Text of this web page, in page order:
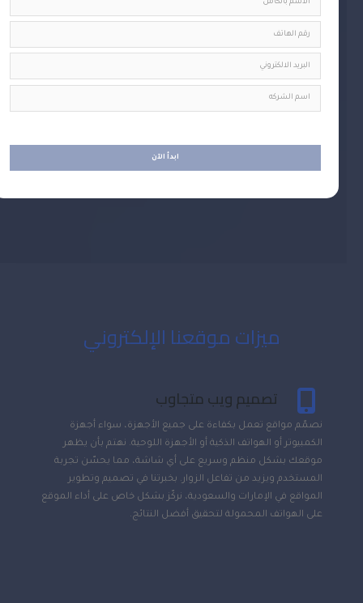
ميزات موقعنا الإلكتروني
تصميم ويب متجاوب
نصمّم مواقع تعمل بكفاءة على جميع الأجهزة، سواء أجهزة
الكمبيوتر أو الهواتف الذكية أو الأجهزة اللوحية. نهتم بأن يظهر
موقعك بشكل منظم وسريع على أي شاشة، مما يحسّن تجربة
المستخدم ويزيد من تفاعل الزوار. بخبرتنا في تصميم وتطوير
المواقع في الإمارات والسعودية، نركّز بشكل خاص على أداء الموقع
على الهواتف المحمولة لتحقيق أفضل النتائج.